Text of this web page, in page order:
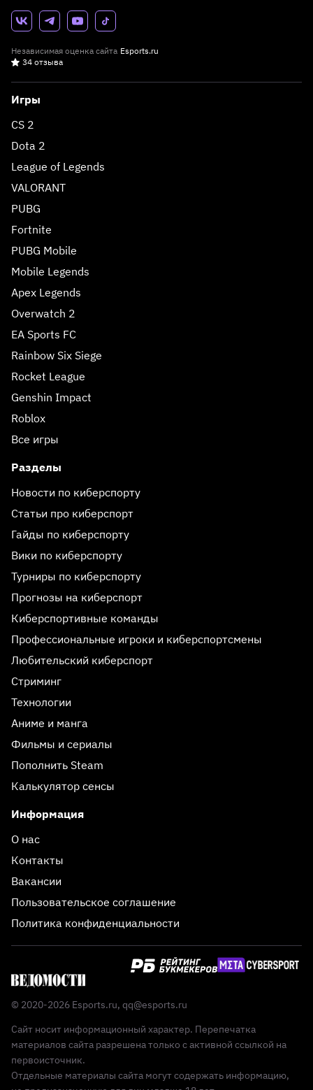
Независимая оценка сайта Esports.ru
34 отзыва
Игры
CS 2
Dota 2
League of Legends
VALORANT
PUBG
Fortnite
PUBG Mobile
Mobile Legends
Apex Legends
Overwatch 2
EA Sports FC
Rainbow Six Siege
Rocket League
Genshin Impact
Roblox
Все игры
Разделы
Новости по киберспорту
Статьи про киберспорт
Гайды по киберспорту
Вики по киберспорту
Турниры по киберспорту
Прогнозы на киберспорт
Киберспортивные команды
Профессиональные игроки и киберспортсмены
Любительский киберспорт
Стриминг
Технологии
Аниме и манга
Фильмы и сериалы
Пополнить Steam
Калькулятор сенсы
Информация
О нас
Контакты
Вакансии
Пользовательское соглашение
Политика конфиденциальности
© 2020-2026 Esports.ru, qq@esports.ru
Сайт носит информационный характер. Перепечатка
материалов сайта разрешена только с активной ссылкой на
первоисточник.
Отдельные материалы сайта могут содержать информацию,